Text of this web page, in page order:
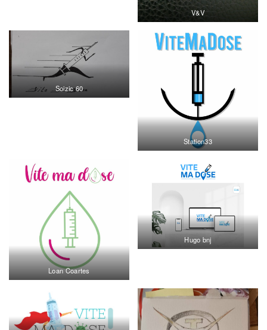
V&V
Soizic 60
Station33
Loan Coartes
Hugo bnj